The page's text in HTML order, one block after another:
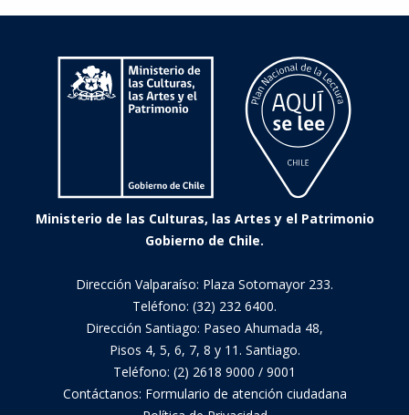
Ministerio de las Culturas, las Artes y el Patrimonio
Gobierno de Chile.
Dirección Valparaíso: Plaza Sotomayor 233.
Teléfono: (32) 232 6400.
Dirección Santiago: Paseo Ahumada 48,
Pisos 4, 5, 6, 7, 8 y 11. Santiago.
Teléfono: (2) 2618 9000 / 9001
Contáctanos: Formulario de atención ciudadana